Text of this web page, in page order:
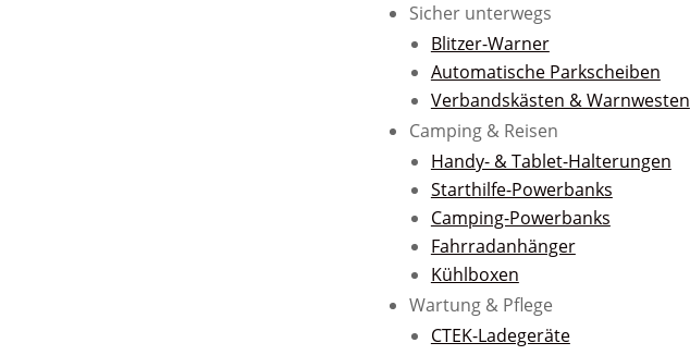
Sicher unterwegs
Blitzer-Warner
Automatische Parkscheiben
Verbandskästen & Warnwesten
Camping & Reisen
Handy- & Tablet-Halterungen
Starthilfe-Powerbanks
Camping-Powerbanks
Fahrradanhänger
Kühlboxen
Wartung & Pflege
CTEK-Ladegeräte